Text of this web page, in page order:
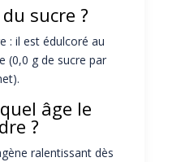
sucre ?
: il est édulcoré au
(0,0 g de sucre par
âge le
?
ralentissant dès